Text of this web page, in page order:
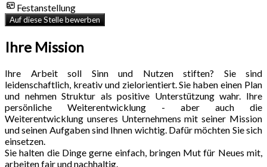
Festanstellung
Auf diese Stelle bewerben
Ihre Mission
Ihre Arbeit soll Sinn und Nutzen stiften? Sie sind
leidenschaftlich, kreativ und zielorientiert. Sie haben einen Plan
und nehmen Struktur als positive Unterstützung wahr. Ihre
persönliche Weiterentwicklung - aber auch die
Weiterentwicklung unseres Unternehmens mit seiner Mission
und seinen Aufgaben sind Ihnen wichtig. Dafür möchten Sie sich
einsetzen.
Sie halten die Dinge gerne einfach, bringen Mut für Neues mit,
arbeiten fair und nachhaltig.